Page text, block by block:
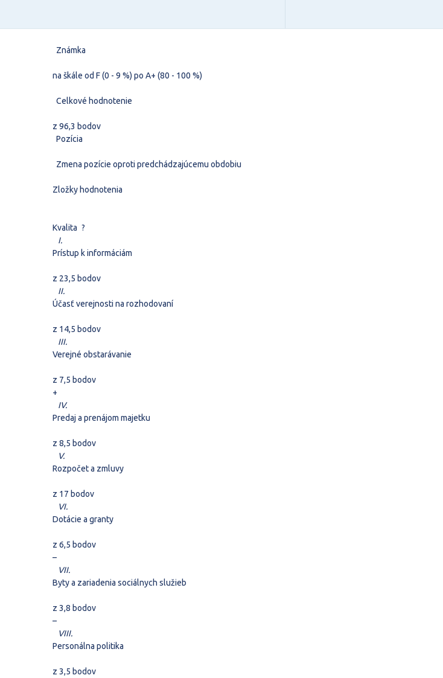
Známka
na škále od F (0 - 9 %) po A+ (80 - 100 %)
Celkové hodnotenie
z 96,3 bodov
Pozícia
Zmena pozície oproti predchádzajúcemu obdobiu
Zložky hodnotenia
Kvalita?
I.
Prístup k informáciám
z 23,5 bodov
II.
Účasť verejnosti na rozhodovaní
z 14,5 bodov
III.
Verejné obstarávanie
z 7,5 bodov
+
IV.
Predaj a prenájom majetku
z 8,5 bodov
V.
Rozpočet a zmluvy
z 17 bodov
VI.
Dotácie a granty
z 6,5 bodov
–
VII.
Byty a zariadenia sociálnych služieb
z 3,8 bodov
–
VIII.
Personálna politika
z 3,5 bodov